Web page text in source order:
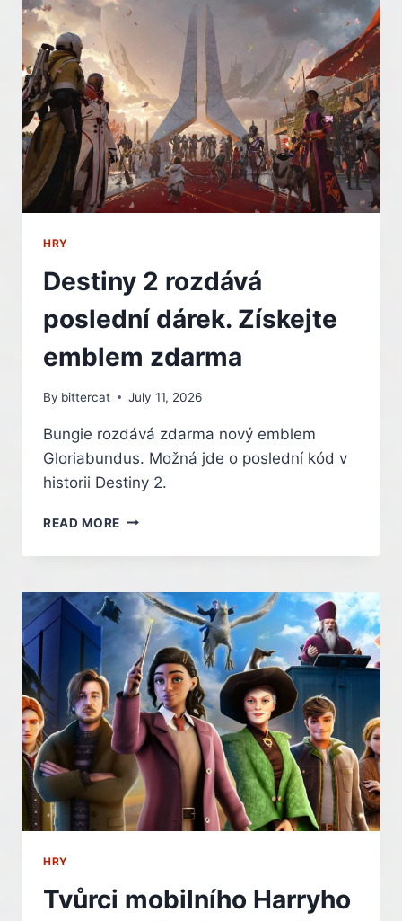
CRIMSON
HRY
Destiny 2 rozdává
poslední dárek. Získejte
emblem zdarma
By bittercat July 11, 2026
Bungie rozdává zdarma nový emblem
Gloriabundus. Možná jde o poslední kód v
historii Destiny 2.
READ MORE DESTINY
ROZDÁVÁ
DÁREK.
ZÍSKEJTE
EMBLEM
ZDARMA
HRY
Tvůrci mobilního Harryho